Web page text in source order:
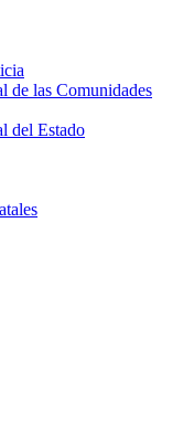
de las Comunidades
del Estado